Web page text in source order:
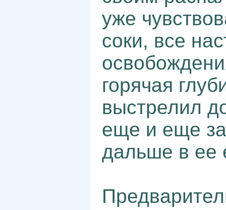
уже
соки, все
горячая
выстрелил
еще и еще
дальше в ее